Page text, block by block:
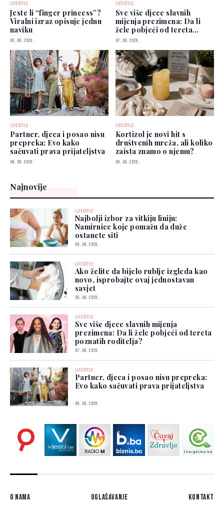
LIFESTYLE
Jeste li “finger princess”?
Viralni izraz opisuje jednu
naviku
05. 08. 2026.
LIFESTYLE
Sve više djece slavnih
mijenja prezimena: Da li
žele pobjeći od tereta
poznatih roditelja?
07. 08. 2026.
LIFESTYLE
Partner, djeca i posao nisu
prepreka: Evo kako
sačuvati prava prijateljstva
06. 08. 2026.
LIFESTYLE
Kortizol je novi hit s
društvenih mreža, ali koliko
zaista znamo o njemu?
05. 08. 2026.
Najnovije
LIFESTYLE
Najbolji izbor za vitkiju liniju:
Namirnice koje pomažu da duže
ostanete siti
09. 08. 2026.
LIFESTYLE
Ako želite da bijelo rublje izgleda kao
novo, isprobajte ovaj jednostavan
savjet
08. 08. 2026.
LIFESTYLE
Sve više djece slavnih mijenja
prezimena: Da li žele pobjeći od tereta
poznatih roditelja?
07. 08. 2026.
LIFESTYLE
Partner, djeca i posao nisu prepreka:
Evo kako sačuvati prava prijateljstva
06. 08. 2026.
O nama Oglašavanje Kontakt